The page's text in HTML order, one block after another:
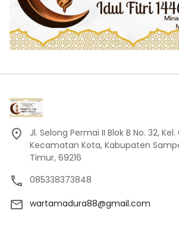
Jl. Selong Permai II Blok B No. 32,
Kecamatan Kota, Kabupaten
Timur, 69216
085338373848
wartamadura88@gmail.com